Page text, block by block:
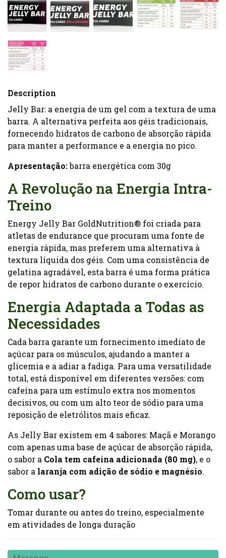
Description
Jelly Bar: a energia de um gel com a textura de uma
barra. A alternativa perfeita aos géis tradicionais,
fornecendo hidratos de carbono de absorção rápida
para manter a performance e a energia no pico.
Apresentação:barra energética com 30g
A Revolução na Energia Intra-
Treino
Energy Jelly Bar GoldNutrition® foi criada para
atletas de endurance que procuram uma fonte de
energia rápida, mas preferem uma alternativa à
textura líquida dos géis. Com uma consistência de
gelatina agradável, esta barra é uma forma prática
de repor hidratos de carbono durante o exercício.
Energia Adaptada a Todas as
Necessidades
Cada barra garante um fornecimento imediato de
açúcar para os músculos, ajudando a manter a
glicemia e a adiar a fadiga. Para uma versatilidade
total, está disponível em diferentes versões: com
cafeína para um estímulo extra nos momentos
decisivos, ou com um alto teor de sódio para uma
reposição de eletrólitos mais eficaz.
As Jelly Bar existem em 4 sabores: Maçã e Morango
com apenas uma base de açúcar de absorção rápida,
o sabor a Cola tem cafeína adicionada (80 mg), e o
sabor a laranja com adição de sódio e magnésio.
Como usar?
Tomar durante ou antes do treino, especialmente
em atividades de longa duração